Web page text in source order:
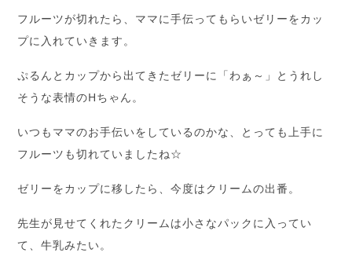
フルーツが切れたら、ママに手伝ってもらいゼリーをカッ
プに入れていきます。
ぷるんとカップから出てきたゼリーに「わぁ～」とうれし
そうな表情のHちゃん。
いつもママのお手伝いをしているのかな、とっても上手に
フルーツも切れていましたね☆
ゼリーをカップに移したら、今度はクリームの出番。
先生が見せてくれたクリームは小さなパックに入ってい
て、牛乳みたい。